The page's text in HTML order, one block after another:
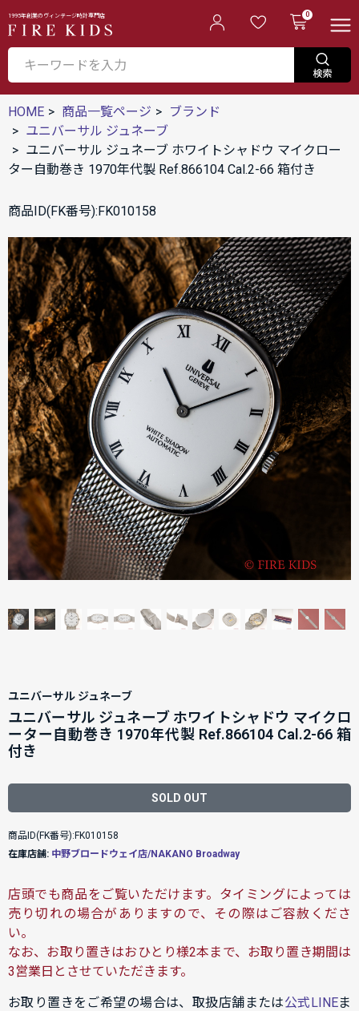
1995年創業のヴィンテージ時計専門店 0
HOME 商品一覧ページ
ブランド
ユニバーサル ジュネーブ
ユニバーサル ジュネーブ ホワイトシャドウ マイクロー
ター自動巻き 1970年代製 Ref.866104 Cal.2-66 箱付き
商品ID(FK番号):FK010158
ユニバーサル ジュネーブ
ユニバーサル ジュネーブ ホワイトシャドウ マイクロ
ーター自動巻き 1970年代製 Ref.866104 Cal.2-66 箱
付き
SOLD OUT
商品ID(FK番号):FK010158
在庫店舗: 中野ブロードウェイ店/NAKANO Broadway
店頭でも商品をご覧いただけます。タイミングによっては
売り切れの場合がありますので、その際はご容赦くださ
い。
なお、お取り置きはおひとり様2本まで、お取り置き期間は
3営業日とさせていただきます。
お取り置きをご希望の場合は、取扱店舗または公式LINEま